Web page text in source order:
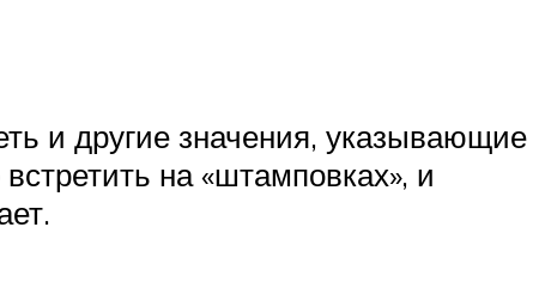
и другие значения, указывающие
на «штамповках», и